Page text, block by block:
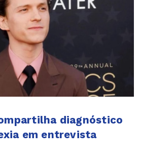
diagnóstico
em entrevista